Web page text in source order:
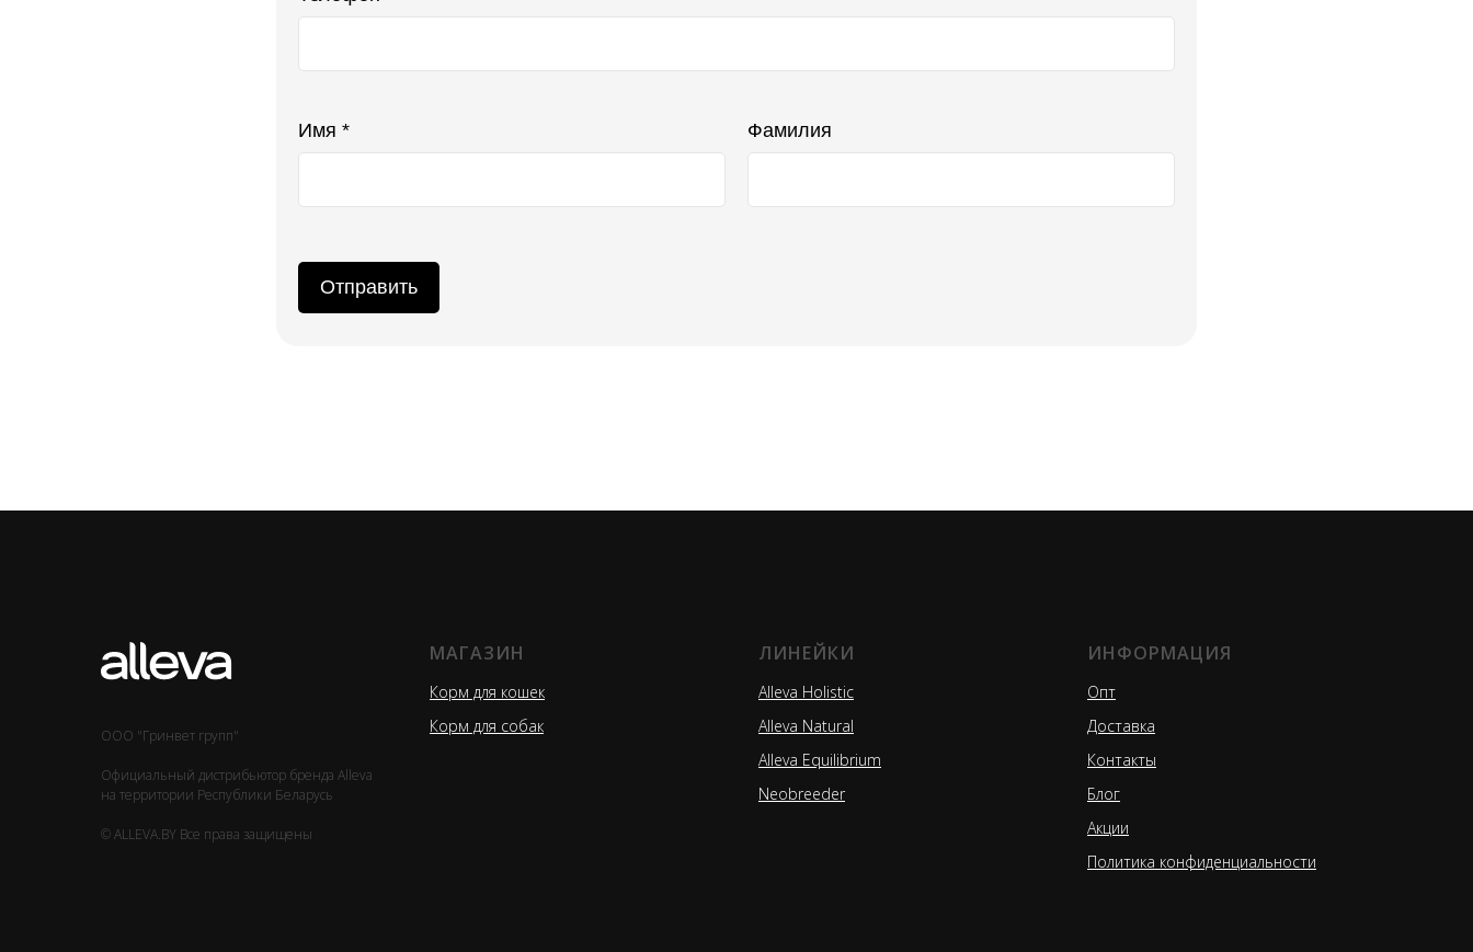
Имя * Фамилия
Отправить
ООО "Гринвет групп"
Официальный дистрибьютор бренда Alleva
на территории Республики Беларусь
© ALLEVA.BY Все права защищены
МАГАЗИН
Корм для кошек
Корм для собак
ЛИНЕЙКИ
Alleva Holistic
Alleva Natural
Alleva Equilibrium
Neobreeder
ИНФОРМАЦИЯ
Опт
Доставка
Контакты
Блог
Акции
Политика конфиденциальности